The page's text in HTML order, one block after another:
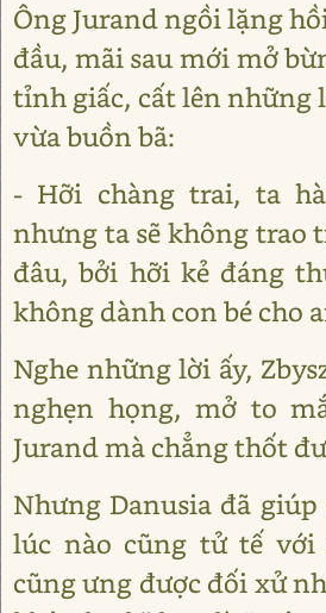
Ông Jurand ngồi lặng
đầu, mãi sau mới mở
tỉnh giấc, cất lên những
vừa buồn bã:
- Hỡi chàng trai, ta
nhưng ta sẽ không trao
đâu, bởi hỡi kẻ đáng
không dành con bé cho
Nghe những lời ấy,
nghẹn họng, mở to
Jurand mà chẳng thốt
Nhưng Danusia đã giúp
lúc nào cũng tử tế với
cũng ưng được đối xử